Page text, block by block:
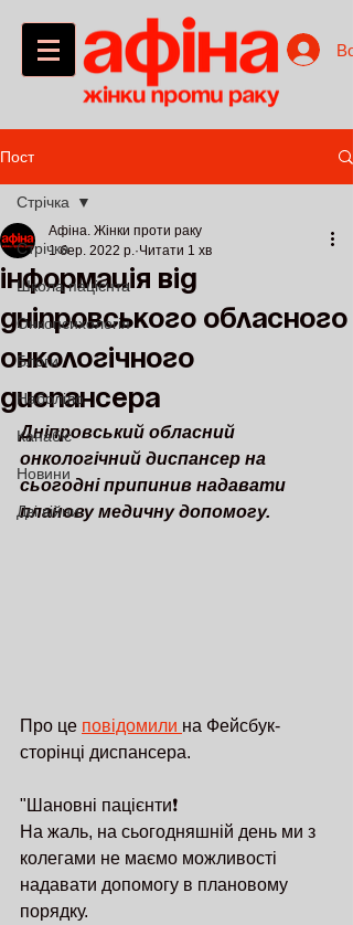
Пост
Стрічка
Школа пацієнта
Онкопсихологія
Блоги
Наболіло
Канабіс
Новини
Дві війни
Стрічка
інформація від
дніпровського обласного
онкологічного
диспансера
Афіна. Жінки проти раку
1 бер. 2022 р. Читати 1 хв
Дніпровський обласний
онкологічний диспансер на
сьогодні припинив надавати
планову медичну допомогу.
Про це повідомили на Фейсбук-
сторінці диспансера.
"Шановні пацієнти❗️
На жаль, на сьогодняшній день ми з
колегами не маємо можливості
надавати допомогу в плановому
порядку.